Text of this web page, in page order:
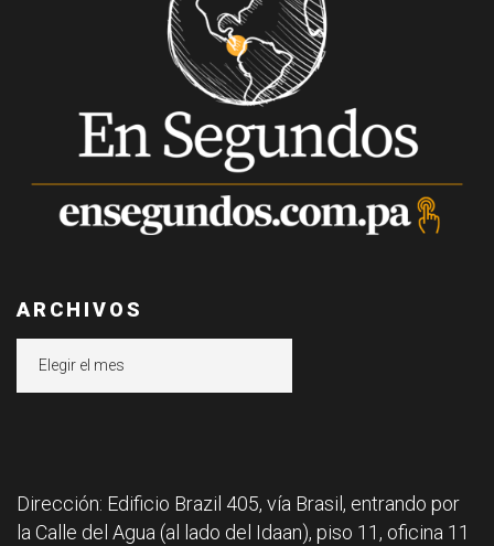
ARCHIVOS
Dirección: Edificio Brazil 405, vía Brasil, entrando por
la Calle del Agua (al lado del Idaan), piso 11, oficina 11